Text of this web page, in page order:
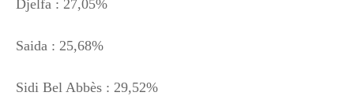
Djelfa : 27,05%
Saida : 25,68%
Sidi Bel Abbès : 29,52%